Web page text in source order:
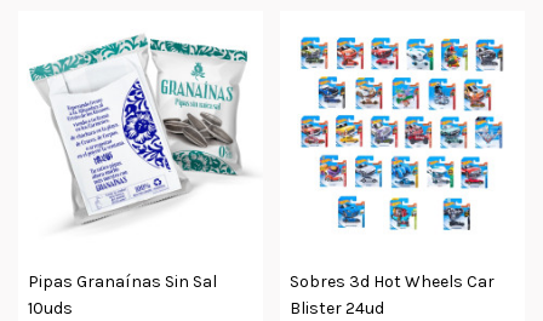
Pipas Granaínas Sin Sal
10uds
Sobres 3d Hot Wheels Car
Blister 24ud